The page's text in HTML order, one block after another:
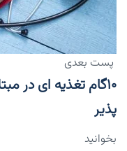
پست بعدی
۱۰گام تغذیه ای در
پذیر
بخوانید